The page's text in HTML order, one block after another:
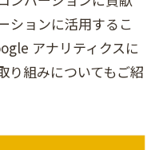
ションに活用するこ
アナリティクスに
り組みについてもご紹